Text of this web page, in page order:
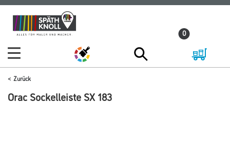
Zum
Inhalt
Zum
Navigationsmenü
0
Zurück
Orac Sockelleiste SX 183